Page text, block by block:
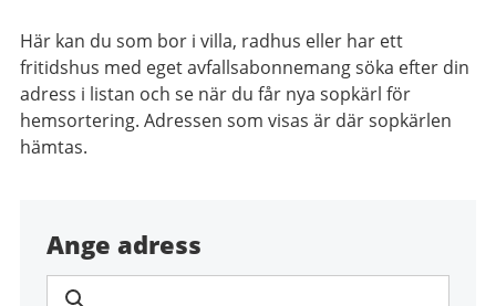
Här kan du som bor i villa, radhus eller har ett
fritidshus med eget avfallsabonnemang söka efter din
adress i listan och se när du får nya sopkärl för
hemsortering. Adressen som visas är där sopkärlen
hämtas.
Ange adress